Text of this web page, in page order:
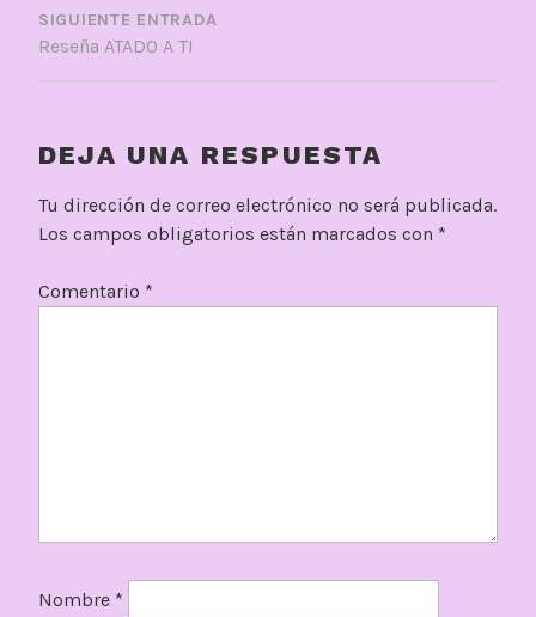
SIGUIENTE ENTRADA
Reseña ATADO A TI
DEJA UNA RESPUESTA
Tu dirección de correo electrónico no será publicada.
Los campos obligatorios están marcados con *
Comentario *
Nombre *